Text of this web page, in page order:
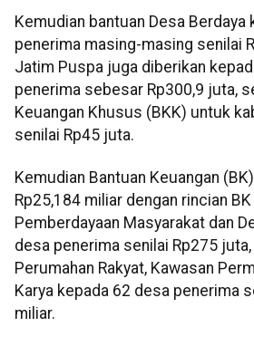
Kemudian bantuan Desa Berdaya
penerima masing-masing senilai
Jatim Puspa juga diberikan
penerima sebesar Rp300,9 juta,
Keuangan Khusus (BKK) untuk
senilai Rp45 juta.
Kemudian Bantuan Keuangan
Rp25,184 miliar dengan rincian BK
Pemberdayaan Masyarakat dan
desa penerima senilai Rp275 juta,
Perumahan Rakyat, Kawasan
Karya kepada 62 desa penerima
miliar.